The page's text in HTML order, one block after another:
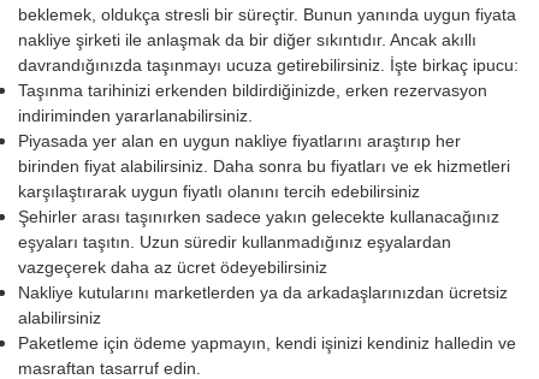
beklemek, oldukça stresli bir süreçtir. Bunun yanında uygun fiyata
nakliye şirketi ile anlaşmak da bir diğer sıkıntıdır. Ancak akıllı
davrandığınızda taşınmayı ucuza getirebilirsiniz. İşte birkaç ipucu:
Taşınma tarihinizi erkenden bildirdiğinizde, erken rezervasyon
indiriminden yararlanabilirsiniz.
Piyasada yer alan en uygun nakliye fiyatlarını araştırıp her
birinden fiyat alabilirsiniz. Daha sonra bu fiyatları ve ek hizmetleri
karşılaştırarak uygun fiyatlı olanını tercih edebilirsiniz
Şehirler arası taşınırken sadece yakın gelecekte kullanacağınız
eşyaları taşıtın. Uzun süredir kullanmadığınız eşyalardan
vazgeçerek daha az ücret ödeyebilirsiniz
Nakliye kutularını marketlerden ya da arkadaşlarınızdan ücretsiz
alabilirsiniz
Paketleme için ödeme yapmayın, kendi işinizi kendiniz halledin ve
masraftan tasarruf edin.